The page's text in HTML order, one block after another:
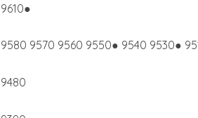
9610●
9580 9570 9560 9550● 9540 9530●
9480